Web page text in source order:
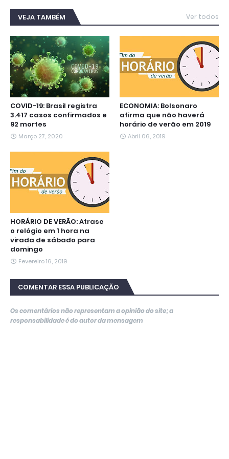
e
b
o
t
t
e
t
A
r
m
n
e
d
VEJA TAMBÉM Ver todos
COVID-19: Brasil registra
3.417 casos confirmados e
92 mortes
Março 27, 2020
ECONOMIA: Bolsonaro
afirma que não haverá
horário de verão em 2019
Abril 06, 2019
HORÁRIO DE VERÃO: Atrase
o relógio em 1 hora na
virada de sábado para
domingo
Fevereiro 16, 2019
COMENTAR ESSA PUBLICAÇÃO
Os comentários não representam a opinião do site; a
responsabilidade é do autor da mensagem